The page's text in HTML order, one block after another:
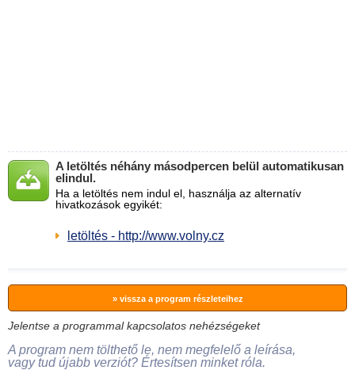
A letöltés néhány másodpercen belül automatikusan
elindul.
Ha a letöltés nem indul el, használja az alternatív
hivatkozások egyikét:
letöltés - http://www.volny.cz
» vissza a program részleteihez
Jelentse a programmal kapcsolatos nehézségeket
A program nem tölthető le, nem megfelelő a leírása,
vagy tud újabb verziót? Értesítsen minket róla.